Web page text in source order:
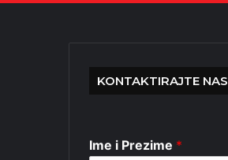
KONTAKTIRAJTE NAS
Ime i Prezime *